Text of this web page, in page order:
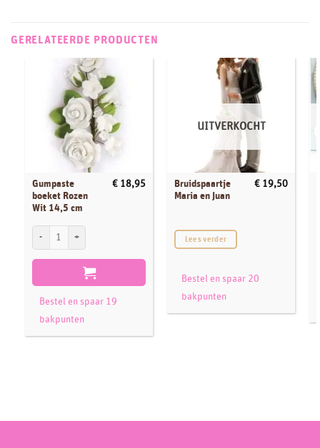
GERELATEERDE PRODUCTEN
Gumpaste
boeket Rozen
Wit 14,5 cm
€ 18,95
Gumpaste boeket Rozen Wit 14,5 cm aantal
Bestel en spaar 19
bakpunten
UITVERKOCHT
Bruidspaartje
Maria en Juan
€ 19,50
Lees verder
Bestel en spaar 20
bakpunten